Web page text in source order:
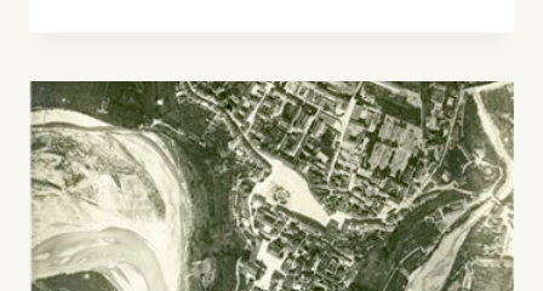
A
PISTOIA